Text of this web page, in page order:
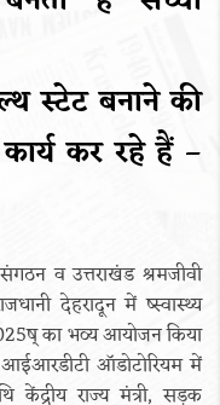
स्टेट बनाने की
कार्य कर रहे हैं –
व उत्तराखंड श्रमजीवी
देहरादून में ष्स्वास्थ्य
का भव्य आयोजन किया
आईआरडीटी ऑडोटोरियम में
केंद्रीय राज्य मंत्री, सड़क